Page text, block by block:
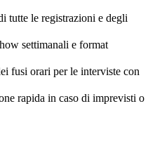
tutte le registrazioni e degli
settimanali e format
fusi orari per le interviste con
rapida in caso di imprevisti o